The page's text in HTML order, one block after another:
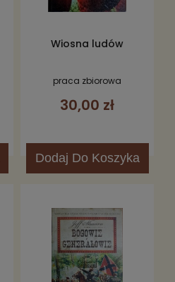
Wiosna ludów
praca zbiorowa
30,00 zł
Dodaj Do Koszyka